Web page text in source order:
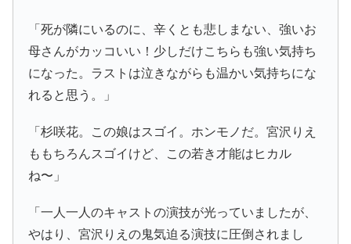
「死が隣にいるのに、辛くとも悲しまない、強いお
母さんがカッコいい！少しだけこちらも強い気持ち
になった。ラストは泣きながらも温かい気持ちにな
れると思う。」
「杉咲花。この娘はスゴイ。ホンモノだ。宮沢りえ
ももちろんスゴイけど、この若き才能はヒカル
ね〜」
「一人一人のキャストの演技が光っていましたが、
やはり、宮沢りえの鬼気迫る演技に圧倒されまし